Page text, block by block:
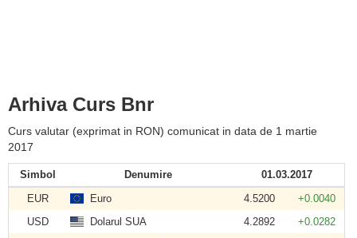
Arhiva Curs Bnr
Curs valutar (exprimat in RON) comunicat in data de 1 martie
2017
Simbol Denumire
01.03.2017
EUR
Euro 4.5200
+0.0040
USD
Dolarul SUA 4.2892
+0.0282